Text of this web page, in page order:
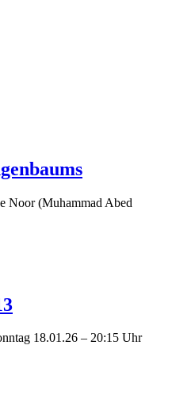
Noor (Muhammad Abed
18.01.26 – 20:15 Uhr